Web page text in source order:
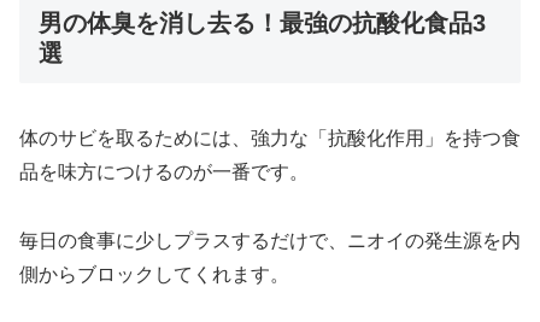
男の体臭を消し去る！最強の抗酸化食品3
選
体のサビを取るためには、強力な「抗酸化作用」を持つ食
品を味方につけるのが一番です。
毎日の食事に少しプラスするだけで、ニオイの発生源を内
側からブロックしてくれます。